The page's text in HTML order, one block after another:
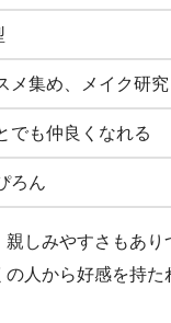
メ集め、メイク研究
でも仲良くなれる
ろん
親しみやすさもあり
人から好感を持た